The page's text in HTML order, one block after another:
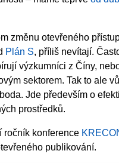
změnu otevřeného
Plán S, příliš nevítají.
výzkumníci z Číny,
sektorem. Tak to ale
Jde především o
prostředků.
ročník konference
publikování.